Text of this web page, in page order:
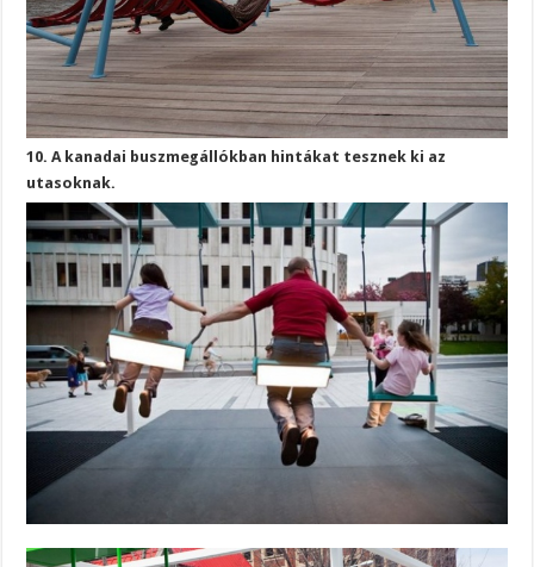
10. A kanadai buszmegállókban hintákat tesznek ki az
utasoknak.